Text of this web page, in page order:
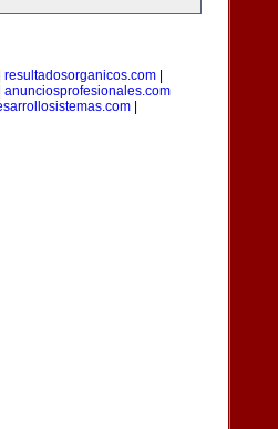
resultadosorganicos.com|
anunciosprofesionales.com